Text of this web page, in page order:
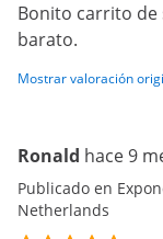
Bonito carrito
barato.
Mostrar valoración
Ronald hace 9
Publicado en
Netherlands